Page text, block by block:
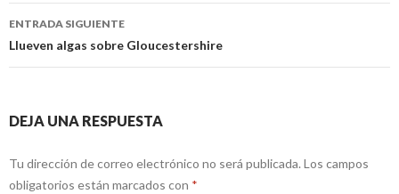
entradas
ENTRADA SIGUIENTE
Llueven algas sobre Gloucestershire
DEJA UNA RESPUESTA
Tu dirección de correo electrónico no será publicada. Los campos
obligatorios están marcados con *